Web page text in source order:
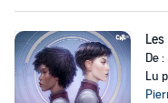
De :
Lu